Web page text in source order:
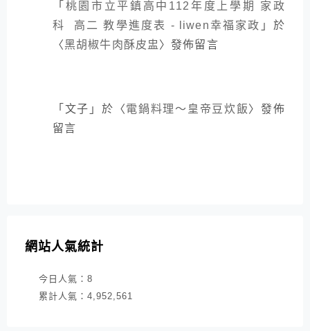
「 桃園市立平鎮高中112年度上學期 家政
科 高二 教學進度表 - liwen幸福家政 」於
〈黑胡椒牛肉酥皮盅 〉發佈留言
「 文子 」於〈電鍋料理～皇帝豆炊飯〉發佈
留言
網站人氣統計
今日人氣： 8
累計人氣： 4,952,561